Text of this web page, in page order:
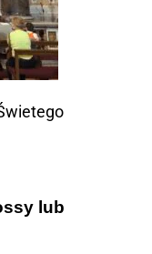
lub